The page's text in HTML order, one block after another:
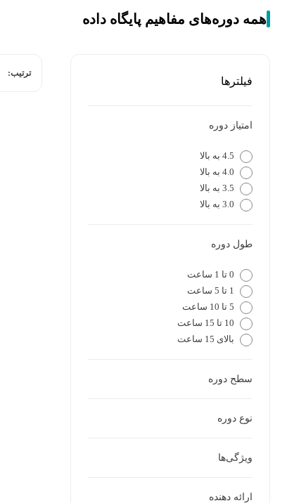
همه دوره‌های مفاهیم پایگاه داده
فیلترها
امتیاز دوره
4.5 به بالا
4.0 به بالا
3.5 به بالا
3.0 به بالا
طول دوره
0 تا 1 ساعت
1 تا 5 ساعت
5 تا 10 ساعت
10 تا 15 ساعت
بالای 15 ساعت
سطح دوره
نوع دوره
ویژگی‌ها
ارائه دهنده
ترتیب: